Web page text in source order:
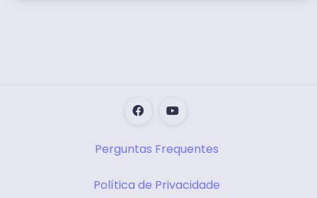
Perguntas Frequentes
Política de Privacidade